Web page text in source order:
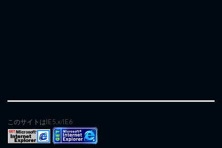
このサイトはIE5.x/IE6